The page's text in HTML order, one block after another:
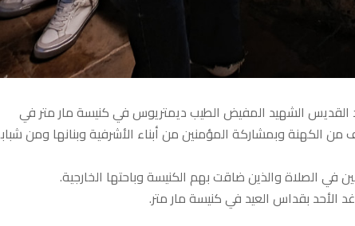
القديس الشهيد المفيض الطيب ديمتريوس في كنيسة مار متر في
الكهنة وبمشاركة المؤمنين من أبناء الأشرفية وبنانها ومن
في الصلاة والذين ضاقت بهم الكنيسة وباحتها الخارجية.
الأحد بقداس العيد في كنيسة مار متر.